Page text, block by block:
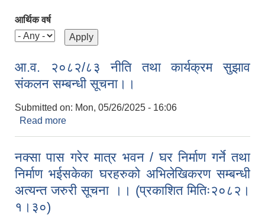
आर्थिक वर्ष
आ.व. २०८२/८३ नीति तथा कार्यक्रम सुझाव
संकलन सम्बन्धी सूचना।।
Submitted on: Mon, 05/26/2025 - 16:06
Read more
नक्सा पास गरेर मात्र भवन / घर निर्माण गर्ने तथा
निर्माण भईसकेका घरहरुको अभिलेखिकरण सम्बन्धी
अत्यन्त जरुरी सूचना ।। (प्रकाशित मितिः२०८२।
१।३०)